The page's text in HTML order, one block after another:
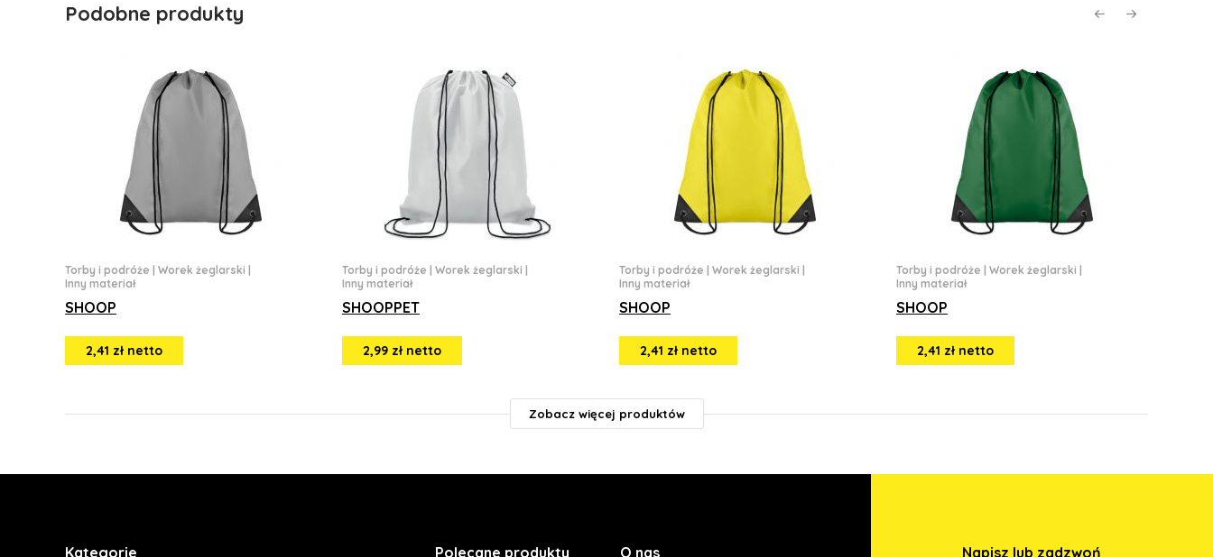
Podobne produkty
Torby i podróże Worek żeglarski
Inny materiał
SHOOP
2,41 zł netto
Torby i podróże Worek żeglarski
Inny materiał
SHOOPPET
2,99 zł netto
Torby i podróże Worek żeglarski
Inny materiał
SHOOP
2,41 zł netto
Torby i podróże Worek żeglarski
Inny materiał
SHOOP
2,41 zł netto
Zobacz więcej produktów
Kategorie Polecane produkty O nas Napisz lub zadzwoń